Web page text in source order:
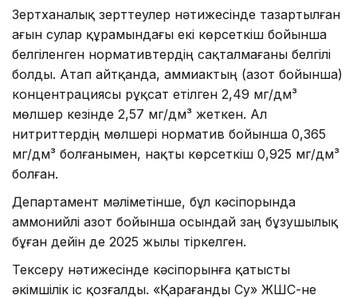
Зертханалық зерттеулер нәтижесінде тазартылған
ағын сулар құрамындағы екі көрсеткіш бойынша
белгіленген нормативтердің сақталмағаны белгілі
болды. Атап айтқанда, аммиактың (азот бойынша)
концентрациясы рұқсат етілген 2,49 мг/дм³
мөлшер кезінде 2,57 мг/дм³ жеткен. Ал
нитриттердің мөлшері норматив бойынша 0,365
мг/дм³ болғанымен, нақты көрсеткіш 0,925 мг/дм³
болған.
Департамент мәліметінше, бұл кәсіпорында
аммонийлі азот бойынша осындай заң бұзушылық
бұған дейін де 2025 жылы тіркелген.
Тексеру нәтижесінде кәсіпорынға қатысты
әкімшілік іс қозғалды. «Қарағанды Су» ЖШС-не